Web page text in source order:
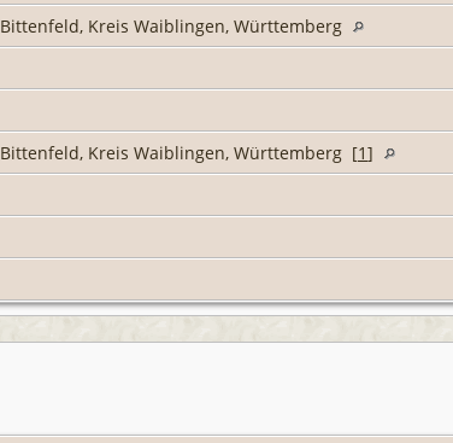
Bittenfeld, Kreis Waiblingen, Württemberg
Bittenfeld, Kreis Waiblingen, Württemberg [1]